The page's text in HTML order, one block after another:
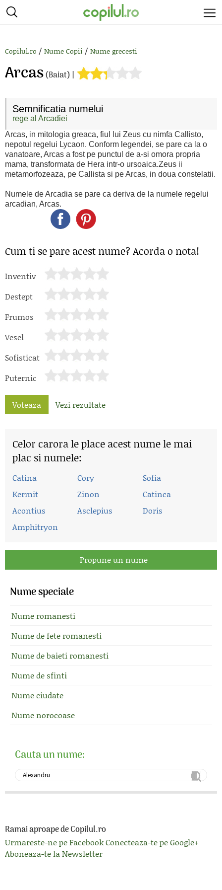
Copilul.ro / Nume Copii / Nume grecesti
Arcas(Baiat) |
Semnificatia numelui
rege al Arcadiei
Arcas, in mitologia greaca, fiul lui Zeus cu nimfa Callisto,
nepotul regelui Lycaon. Conform legendei, se pare ca la o
vanatoare, Arcas a fost pe punctul de a-si omora propria
mama, transformata de Hera intr-o ursoaica.Zeus ii
metamorfozeaza, pe Callista si pe Arcas, in doua constelatii.
Numele de Arcadia se pare ca deriva de la numele regelui
arcadian, Arcas.
Cum ti se pare acest nume? Acorda o nota!
Inventiv
Destept
Frumos
Vesel
Sofisticat
Puternic
Voteaza Vezi rezultate
Celor carora le place acest nume le mai
plac si numele:
Catina Cory
Sofia
Kermit
Zinon
Catinca
Acontius
Asclepius
Doris
Amphitryon
Propune un nume
Nume speciale
Nume romanesti
Nume de fete romanesti
Nume de baieti romanesti
Nume de sfinti
Nume ciudate
Nume norocoase
Cauta un nume:
Ramai aproape de Copilul.ro
Urmareste-ne pe FacebookConecteaza-te pe Google+
Aboneaza-te la Newsletter